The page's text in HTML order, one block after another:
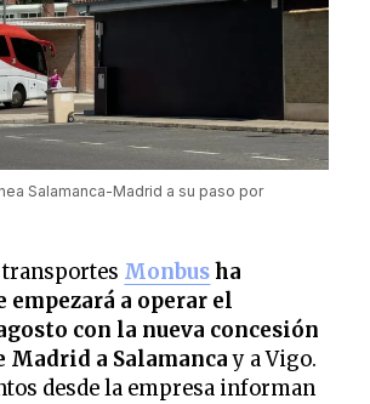
Salamanca-Madrid a su paso por
transportes Monbus ha
empezará a operar el
con la nueva concesión
Madrid a Salamancay a Vigo.
desde la empresa informan